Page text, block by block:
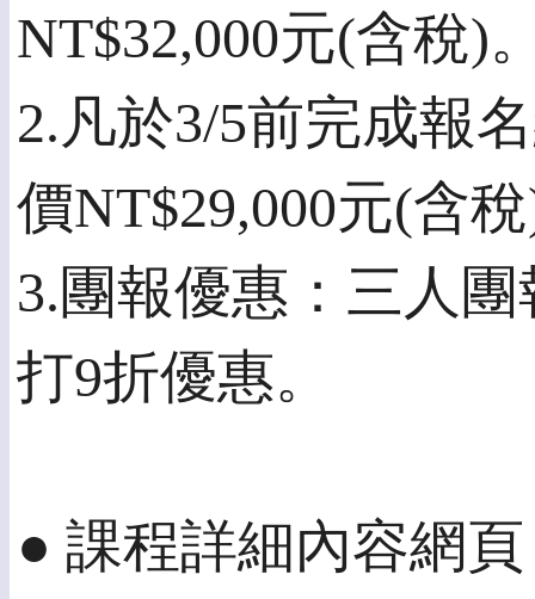
NT$32,000元(含稅)
2.凡於3/5前完成報
價NT$29,000元(含
3.團報優惠：三人
打9折優惠。
● 課程詳細內容網